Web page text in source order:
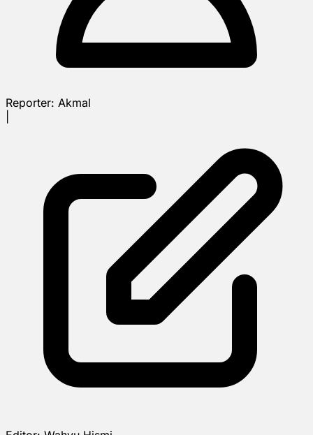
Reporter: Akmal